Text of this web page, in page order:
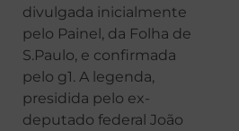
divulgada inicialmente
pelo Painel, da Folha de
S.Paulo, e confirmada
pelo g1. A legenda,
presidida pelo ex-
deputado federal João